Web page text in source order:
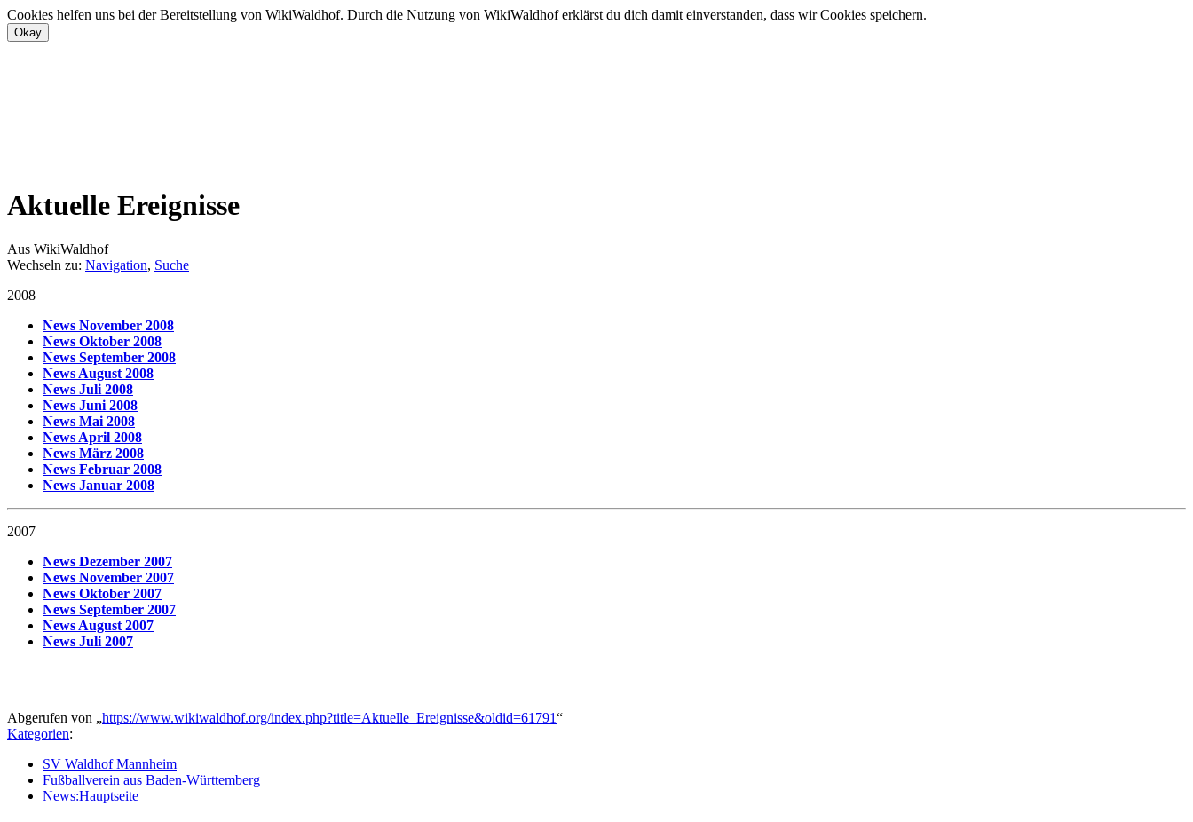
Cookies helfen uns bei der Bereitstellung von WikiWaldhof. Durch die Nutzung von WikiWaldhof erklärst du dich damit einverstanden, dass wir Cookies speichern.
Aktuelle Ereignisse
Aus WikiWaldhof
Wechseln zu: Navigation, Suche
2008
News November 2008
News Oktober 2008
News September 2008
News August 2008
News Juli 2008
News Juni 2008
News Mai 2008
News April 2008
News März 2008
News Februar 2008
News Januar 2008
2007
News Dezember 2007
News November 2007
News Oktober 2007
News September 2007
News August 2007
News Juli 2007
Abgerufen von „https://www.wikiwaldhof.org/index.php?title=Aktuelle_Ereignisse&oldid=61791“
Kategorien:
SV Waldhof Mannheim
Fußballverein aus Baden-Württemberg
News:Hauptseite